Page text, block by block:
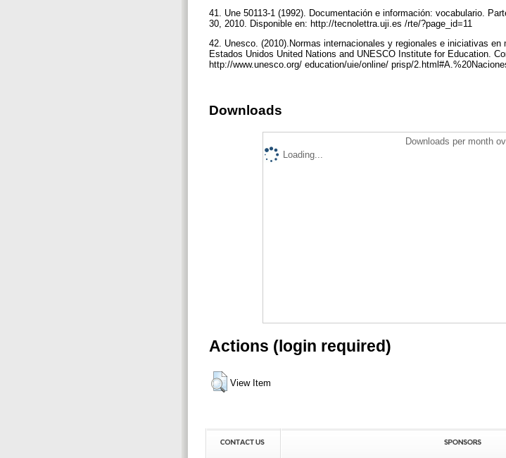
41. Une 50113-1 (1992). Documentación e información: vocabulario.
30, 2010. Disponible en: http://tecnolettra.uji.es /rte/?page_id=11
42. Unesco. (2010).Normas internacionales y regionales e iniciativas
Estados Unidos United Nations and UNESCO Institute for Education.
http://www.unesco.org/ education/uie/online/ prisp/
Downloads
Downloads per month
Loading...
Actions (login required)
View Item